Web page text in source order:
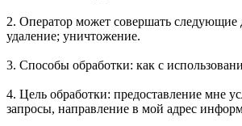
2. Оператор может совершать следующие
удаление; уничтожение.
3. Способы обработки: как с
4. Цель обработки: предоставление мне
запросы, направление в мой адрес